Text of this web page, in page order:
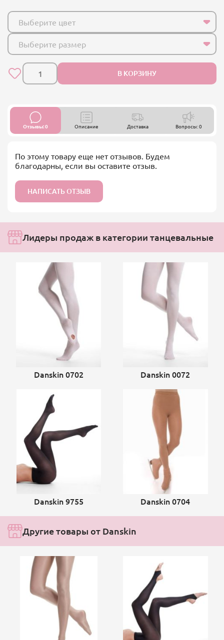
Выберите цвет
Выберите размер
В КОРЗИНУ
Отзывы: 0 Описание Доставка Вопросы: 0
По этому товару еще нет отзывов. Будем
благодарны, если вы оставите отзыв.
НАПИСАТЬ ОТЗЫВ
Лидеры продаж в категории танцевальные
Danskin 0702 Danskin 0072
Danskin 9755 Danskin 0704
Другие товары от Danskin